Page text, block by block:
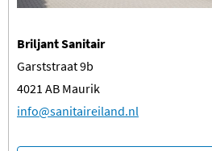
Briljant Sanitair
Garststraat 9b
4021 AB Maurik
​info@sanitaireiland.nl